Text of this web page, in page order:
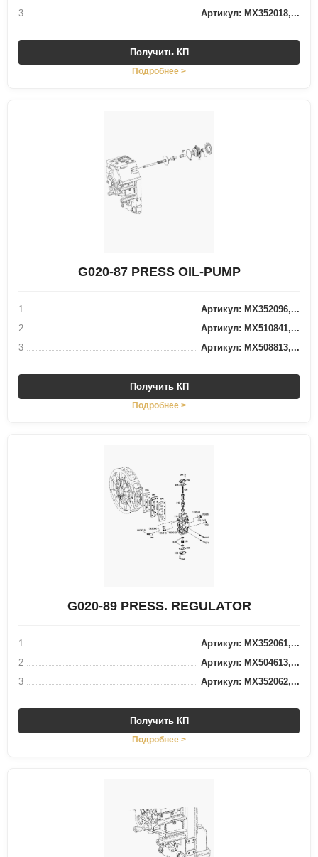
3
Артикул: MX352018,...
Получить КП
Подробнее >
G020-87 PRESS OIL-PUMP
1
Артикул: MX352096,...
2
Артикул: MX510841,...
3
Артикул: MX508813,...
Получить КП
Подробнее >
G020-89 PRESS. REGULATOR
1
Артикул: MX352061,...
2
Артикул: MX504613,...
3
Артикул: MX352062,...
Получить КП
Подробнее >